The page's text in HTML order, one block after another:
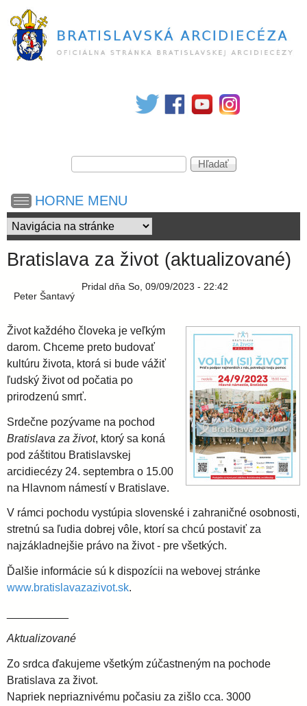
na
hlavný
t
i
l
a
v
s
k
á
a
r
c
i
d
V
y
ľ
a
d
v
n
e
H
ľ
d
a
ť
HORNE MENU
Bratislava za život (aktualizované)
Pridal
Peter Šantavý
dňa So, 09/09/2023 - 22:42
Život každého človeka je veľkým
darom. Chceme preto budovať
kultúru života, ktorá si bude vážiť
ľudský život od počatia po
prirodzenú smrť.
Srdečne pozývame na pochod
Bratislava za život, ktorý sa koná
pod záštitou Bratislavskej
arcidiecézy 24. septembra o 15.00
na Hlavnom námestí v Bratislave.
V rámci pochodu vystúpia slovenské i zahraničné osobnosti,
stretnú sa ľudia dobrej vôle, ktorí sa chcú postaviť za
najzákladnejšie právo na život - pre všetkých.
Ďalšie informácie sú k dispozícii na webovej stránke
www.bratislavazazivot.sk.
Aktualizované
Zo srdca ďakujeme všetkým zúčastneným na pochode
Bratislava za život.
Napriek nepriaznivému počasiu za zišlo cca. 3000